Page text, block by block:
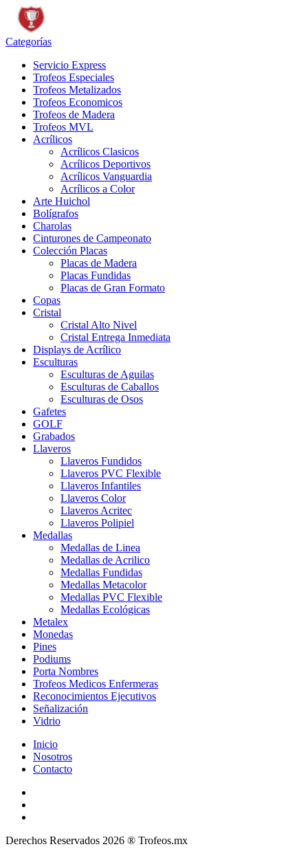
Categorías
Servicio Express
Trofeos Especiales
Trofeos Metalizados
Trofeos Economicos
Trofeos de Madera
Trofeos MVL
Acrílicos
Acrílicos Clasicos
Acrílicos Deportivos
Acrílicos Vanguardia
Acrílicos a Color
Arte Huichol
Bolígrafos
Charolas
Cinturones de Campeonato
Colección Placas
Placas de Madera
Placas Fundidas
Placas de Gran Formato
Copas
Cristal
Cristal Alto Nivel
Cristal Entrega Inmediata
Displays de Acrílico
Esculturas
Esculturas de Aguilas
Esculturas de Caballos
Esculturas de Osos
Gafetes
GOLF
Grabados
Llaveros
Llaveros Fundidos
Llaveros PVC Flexible
Llaveros Infantiles
Llaveros Color
Llaveros Acritec
Llaveros Polipiel
Medallas
Medallas de Linea
Medallas de Acrilico
Medallas Fundidas
Medallas Metacolor
Medallas PVC Flexible
Medallas Ecológicas
Metalex
Monedas
Pines
Podiums
Porta Nombres
Trofeos Medicos Enfermeras
Reconocimientos Ejecutivos
Señalización
Vidrio
Inicio
Nosotros
Contacto
Derechos Reservados 2026 ® Trofeos.mx